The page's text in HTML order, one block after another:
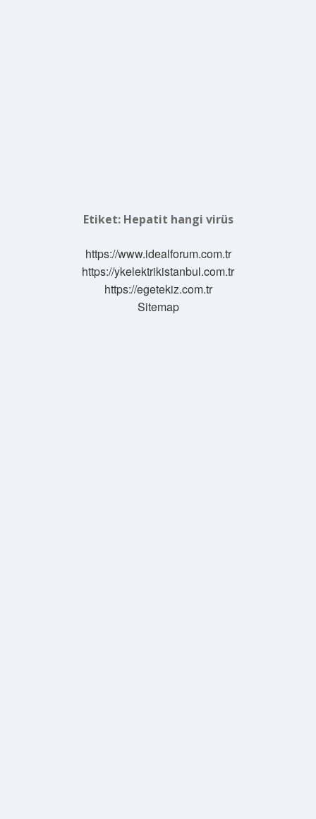
Etiket: Hepatit hangi virüs
https://www.idealforum.com.tr
https://ykelektrikistanbul.com.tr
https://egetekiz.com.tr
Sitemap